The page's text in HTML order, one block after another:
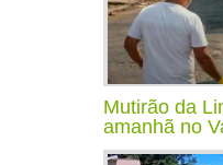
Mutirão da
amanhã no